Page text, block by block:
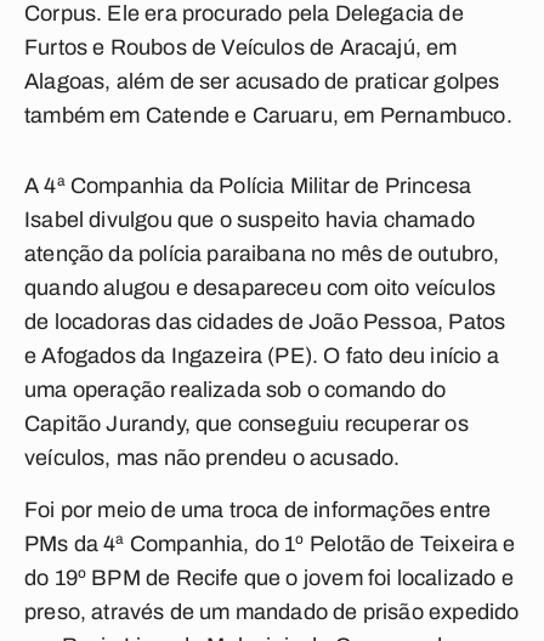
Corpus. Ele era procurado pela Delegacia de
Furtos e Roubos de Veículos de Aracajú, em
Alagoas, além de ser acusado de praticar golpes
também em Catende e Caruaru, em Pernambuco.
A 4ª Companhia da Polícia Militar de Princesa
Isabel divulgou que o suspeito havia chamado
atenção da polícia paraibana no mês de outubro,
quando alugou e desapareceu com oito veículos
de locadoras das cidades de João Pessoa, Patos
e Afogados da Ingazeira (PE). O fato deu início a
uma operação realizada sob o comando do
Capitão Jurandy, que conseguiu recuperar os
veículos, mas não prendeu o acusado.
Foi por meio de uma troca de informações entre
PMs da 4ª Companhia, do 1º Pelotão de Teixeira e
do 19º BPM de Recife que o jovem foi localizado e
preso, através de um mandado de prisão expedido